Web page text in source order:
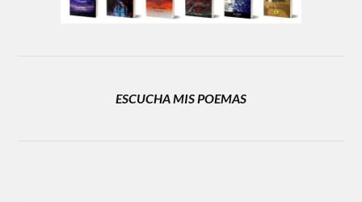
ESCUCHA MIS POEMAS